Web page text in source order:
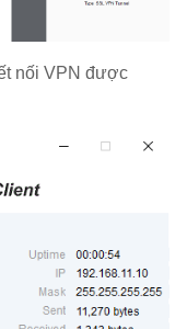
nối VPN được